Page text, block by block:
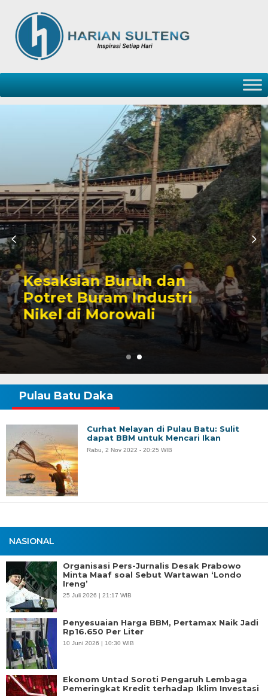
Sengketa Perizinan
Tambang yang Mengiringi
Karier Politik Anwar Hafid
NASIONAL
Organisasi Pers-Jurnalis Desak Prabowo
Minta Maaf soal Sebut Wartawan ‘Londo
Ireng’
25 Juli 2026 | 21:17 WIB
Penyesuaian Harga BBM, Pertamax Naik Jadi
Rp16.650 Per Liter
10 Juni 2026 | 10:30 WIB
Ekonom Untad Soroti Pengaruh Lembaga
Pemeringkat Kredit terhadap Iklim Investasi
Pulau Batu Daka
Curhat Nelayan di Pulau Batu: Sulit
dapat BBM untuk Mencari Ikan
Rabu, 2 Nov 2022 - 20:25 WIB